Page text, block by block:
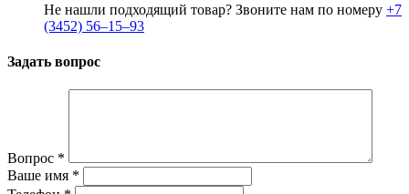
Не нашли подходящий товар? Звоните нам по номеру +7
(3452) 56‒15‒93
Задать вопрос
Вопрос *
Ваше имя *